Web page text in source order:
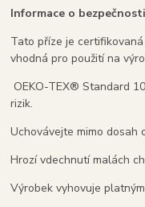
Informace o
Tato příze je
vhodná pro použití na
OEKO-TEX® Standard
rizik.
Uchovávejte mimo dosah
Hrozí vdechnutí malách
Výrobek vyhovuje